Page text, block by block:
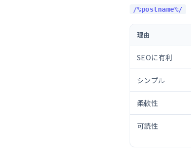
/%postname%/
理由
SEOに有利
シンプル
柔軟性
可読性